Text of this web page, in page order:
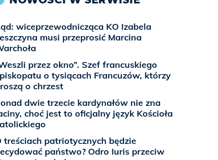
wiceprzewodnicząca KO Izabela
musi przeprosić Marcina
przez okno”. Szef francuskiego
o tysiącach Francuzów, którzy
o chrzest
dwie trzecie kardynałów nie zna
choć jest to oficjalny język Kościoła
treściach patriotycznych będzie
państwo? Odro Iuris przeciw